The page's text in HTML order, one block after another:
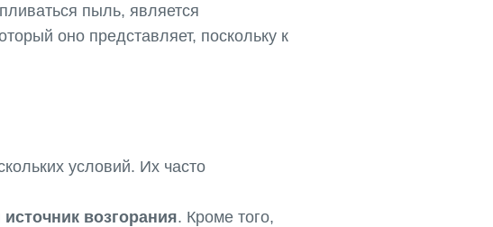
пыль, является
оно представляет, поскольку к
условий. Их часто
возгорания. Кроме того,